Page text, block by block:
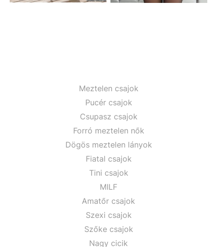
Meztelen csajok
Pucér csajok
Csupasz csajok
Forró meztelen nők
Dögös meztelen lányok
Fiatal csajok
Tini csajok
MILF
Amatőr csajok
Szexi csajok
Szőke csajok
Nagy cicik